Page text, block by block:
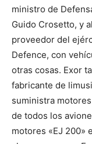
ministro de
Guido Crosetto, y
proveedor del
Defence, con
otras cosas. Exor
fabricante de
suministra
de todos los
motores «EJ 200»